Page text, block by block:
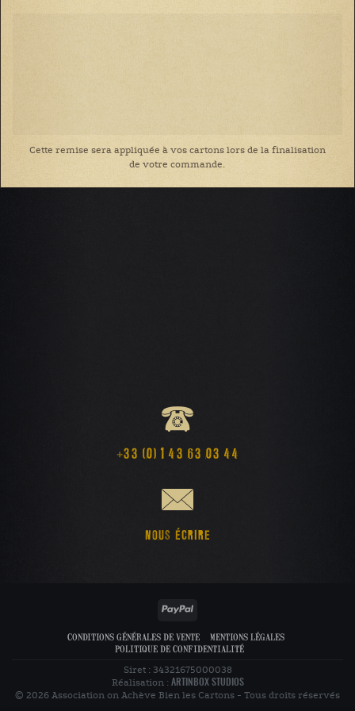
Cette remise sera appliquée à vos cartons lors de la finalisation
de votre commande.
+33 (0) 1 43 63 03 44
NOUS ÉCRIRE
PayPal
CONDITIONS GÉNÉRALES DE VENTE
MENTIONS LÉGALES
POLITIQUE DE CONFIDENTIALITÉ
Siret : 34321675000038
Réalisation : ARTINBOX STUDIOS
© 2026 Association on Achève Bien les Cartons - Tous droits réservés